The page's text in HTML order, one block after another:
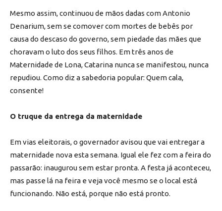
Mesmo assim, continuou de mãos dadas com Antonio
Denarium, sem se comover com mortes de bebês por
causa do descaso do governo, sem piedade das mães que
choravam o luto dos seus filhos. Em três anos de
Maternidade de Lona, Catarina nunca se manifestou, nunca
repudiou. Como diz a sabedoria popular: Quem cala,
consente!
O truque da entrega da maternidade
Em vias eleitorais, o governador avisou que vai entregar a
maternidade nova esta semana. Igual ele fez com a feira do
passarão: inaugurou sem estar pronta. A festa já aconteceu,
mas passe lá na feira e veja você mesmo se o local está
funcionando. Não está, porque não está pronto.